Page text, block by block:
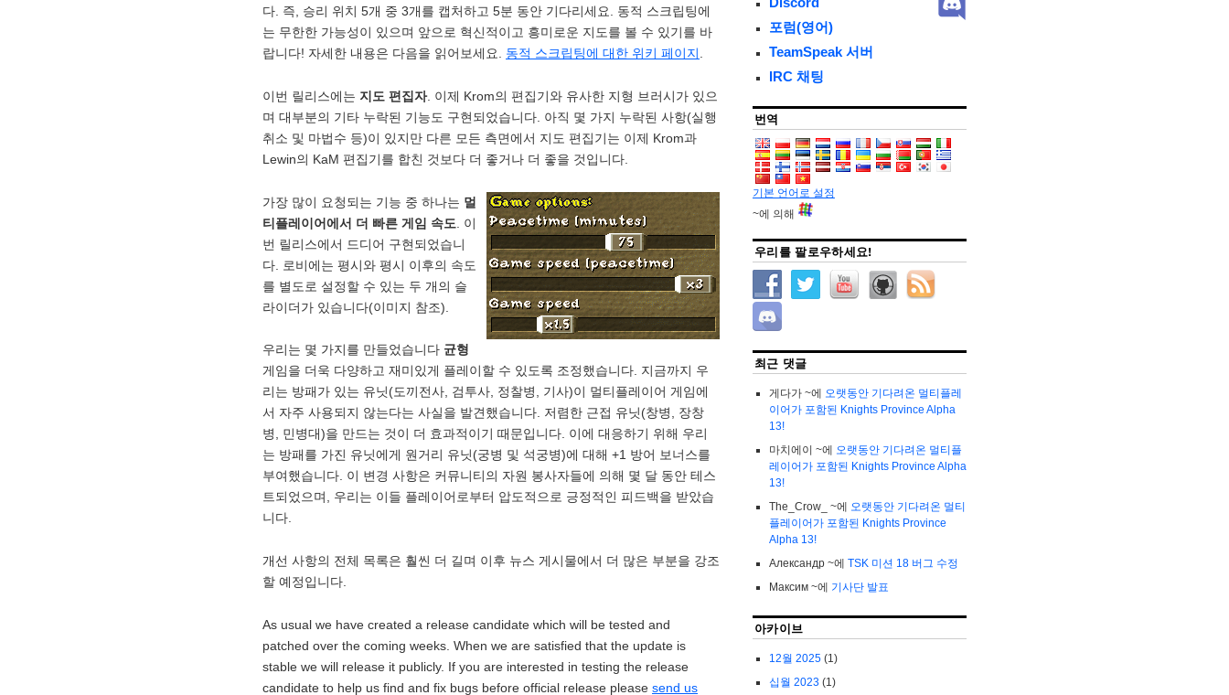
다. 즉, 승리 위치 5개 중 3개를 캡처하고 5분 동안 기다리세요. 동적 스크립팅에
는 무한한 가능성이 있으며 앞으로 혁신적이고 흥미로운 지도를 볼 수 있기를 바
랍니다! 자세한 내용은 다음을 읽어보세요. 동적 스크립팅에 대한 위키 페이지
이번 릴리스에는 지도 편집자. 이제 Krom의 편집기와 유사한 지형 브러시가 있으
며 대부분의 기타 누락된 기능도 구현되었습니다. 아직 몇 가지 누락된 사항(실행
취소 및 마법수 등)이 있지만 다른 모든 측면에서 지도 편집기는 이제 Krom과
Lewin의 KaM 편집기를 합친 것보다 더 좋거나 더 좋을 것입니다.
가장 많이 요청되는 기능 중 하나는 멀
티플레이어에서 더 빠른 게임 속도 . 이
번 릴리스에서 드디어 구현되었습니
다. 로비에는 평시와 평시 이후의 속도
를 별도로 설정할 수 있는 두 개의 슬
라이더가 있습니다(이미지 참조).
우리는 몇 가지를 만들었습니다 균형
게임을 더욱 다양하고 재미있게 플레이할 수 있도록 조정했습니다. 지금까지 우
리는 방패가 있는 유닛(도끼전사, 검투사, 정찰병, 기사)이 멀티플레이어 게임에
서 자주 사용되지 않는다는 사실을 발견했습니다. 저렴한 근접 유닛(창병, 장창
병, 민병대)을 만드는 것이 더 효과적이기 때문입니다. 이에 대응하기 위해 우리
는 방패를 가진 유닛에게 원거리 유닛(궁병 및 석궁병)에 대해 +1 방어 보너스를
부여했습니다. 이 변경 사항은 커뮤니티의 자원 봉사자들에 의해 몇 달 동안 테스
트되었으며, 우리는 이들 플레이어로부터 압도적으로 긍정적인 피드백을 받았습
니다.
개선 사항의 전체 목록은 훨씬 더 길며 이후 뉴스 게시물에서 더 많은 부분을 강조
할 예정입니다.
As usual we have created a release candidate which will be tested and
patched over the coming weeks. When we are satisfied that the update is
stable we will release it publicly. If you are interested in testing the release
candidate to help us find and fix bugs before official release please send us
포럼(영어)
TeamSpeak 서버
IRC 채팅
번역
기본 언어로 설정
~에 의해
우리를 팔로우하세요!
최근 댓글
게다가~에 오랫동안 기다려온 멀티플레
이어가 포함된 Knights Province Alpha
13!
마치에이 ~에 오랫동안 기다려온 멀티플
레이어가 포함된 Knights Province Alpha
13!
The_Crow_
~에 오랫동안 기다려온 멀티
플레이어가 포함된 Knights Province
Alpha 13!
Александр~에 TSK 미션 18 버그 수정
Максим~에 기사단 발표
아카이브
12월 2025(1)
십월 2023(1)